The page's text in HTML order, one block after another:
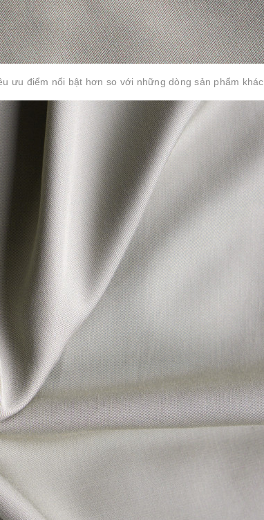
ưu điểm nổi bật hơn so với những dòng sản phẩm